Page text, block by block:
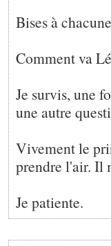
Bises à
Comment va
Je survis, une
une autre
Vivement le
prendre l'air. Il
Je patiente.